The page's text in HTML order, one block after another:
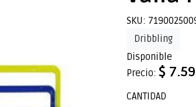
SKU:
Dribbling
Disponible
Precio: $
CANTIDAD